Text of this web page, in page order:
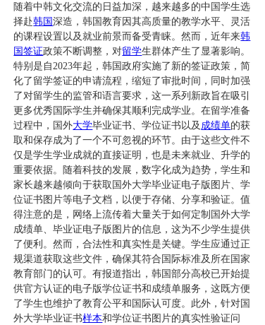
随着中韩文化交流的日益加深，越来越多的中国学生选
择赴韩国深造，韩国教育因其高质量的教学水平、灵活
的课程设置以及就业前景而备受青睐。然而，近年来韩
国签证政策不断调整，对留学生群体产生了显著影响。
特别是自2023年起，韩国政府实施了新的签证政策，简
化了留学签证的申请流程，缩短了审批时间，同时加强
了对留学生的监管和语言要求，这一系列新政旨在吸引
更多优秀国际学生并确保其顺利完成学业。在留学准备
过程中，国外大学毕业证书、学位证书以及 成绩单的获
取和保存成为了一个不可忽视的环节。由于这些文件不
仅是学生学业成就的直接证明，也是未来就业、升学的
重要依据。随着科技的发展，数字化成为趋势，学生和
家长越来越倾向于获取国外大学毕业证电子版图片、学
位证书图片等电子文档，以便于存储、分享和验证。值
得注意的是，网络上流传着大量关于如何定制国外大学
成绩单、毕业证电子版图片的信息，这为不少学生提供
了便利。然而，合法性和真实性是关键。学生应通过正
规渠道获取这些文件，确保其符合国际标准及所在国家
教育部门的认可。有报道指出，韩国部分高校已开始提
供官方认证的电子版学位证书和成绩单服务，这既方便
了学生也维护了教育公平和国际认可度。此外，针对国
外大学毕业证书样本和学位证书图片的真实性验证问